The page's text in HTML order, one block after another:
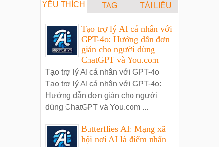
YÊU THÍCH TAG TÀI LIỆU
Tạo trợ lý AI cá nhân với
GPT-4o: Hướng dẫn đơn
giản cho người dùng
ChatGPT và You.com
Tạo trợ lý AI cá nhân với GPT-4o
Tạo trợ lý AI cá nhân với GPT-4o:
Hướng dẫn đơn giản cho người
dùng ChatGPT và You.com ...
Butterflies AI: Mạng xã
hội nơi AI là điểm nhấn